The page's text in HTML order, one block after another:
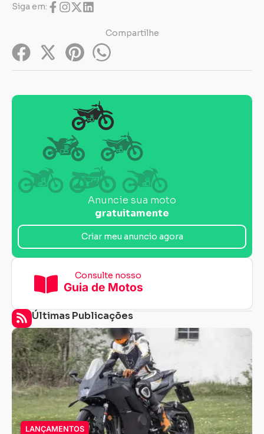
Siga em:
Compartilhe
Anuncie sua moto
gratuitamente
Criar meu anuncio agora
Consulte nosso
Guia de Motos
Últimas Publicações
LANÇAMENTOS